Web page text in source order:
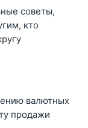
советы,
кто
валютных
продажи